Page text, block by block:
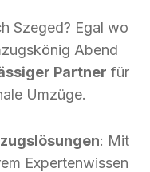
Szeged? Egal wo
Abend
Partner für
Umzüge.
: Mit
Expertenwissen